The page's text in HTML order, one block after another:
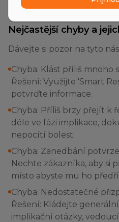
podloženě.
Nejčastější chyby a
Dávejte si pozor na tyto
Chyba: Klást příliš mnoho
Řešení: Využijte 'Smart
potvrďte informace.
Chyba: Příliš brzy přejít k
déle ve fázi implikace,
nepocítí bolest.
Chyba: Zanedbání
Nechte zákazníka, aby si
místo abyste mu ho
Chyba: Nedostatečné
Řešení: Kládejte
implikační otázky,